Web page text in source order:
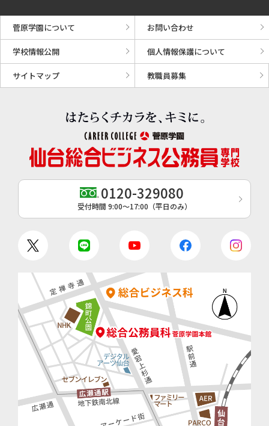
菅原学園について お問い合わせ
学校情報公開 個人情報保護について
サイトマップ 教職員募集
0120-329080
受付時間 9:00〜17:00（平日のみ）